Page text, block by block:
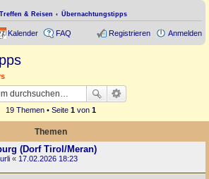
& Reisen Übernachtungstipps
Kalender FAQ Anmelden
Registrieren
19 Themen • Seite 1 von 1
Themen
(Dorf Tirol/Meran)
« 17.02.2026 18:23